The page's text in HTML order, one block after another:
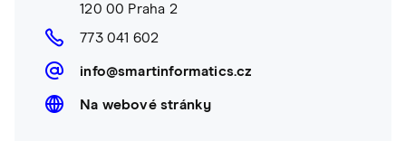
120 00 Praha 2
773 041 602
info@smartinformatics.cz
Na webové stránky